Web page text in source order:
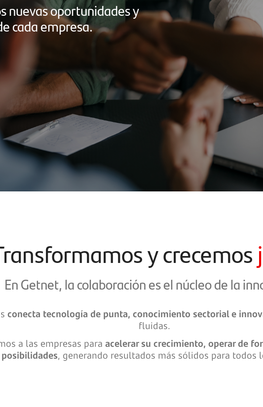
nuevas oportunidades y
cada empresa.
y crecemos
En Getnet, la colaboración es el núcleo de la
conecta tecnología de punta, conocimiento sectorial e
fluidas.
a las empresas para acelerar su crecimiento, operar de
posibilidades, generando resultados más sólidos para todos